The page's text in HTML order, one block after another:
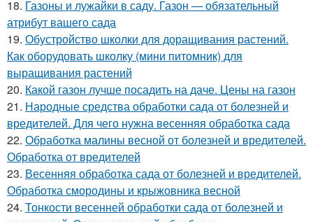
18. Газоны и лужайки в саду. Газон — обязательный
атрибут вашего сада
19. Обустройство школки для доращивания растений.
Как оборудовать школку (мини питомник) для
выращивания растений
20. Какой газон лучше посадить на даче. Цены на газон
21. Народные средства обработки сада от болезней и
вредителей. Для чего нужна весенняя обработка сада
22. Обработка малины весной от болезней и вредителей.
Обработка от вредителей
23. Весенняя обработка сада от болезней и вредителей.
Обработка смородины и крыжовника весной
24. Тонкости весенней обработки сада от болезней и